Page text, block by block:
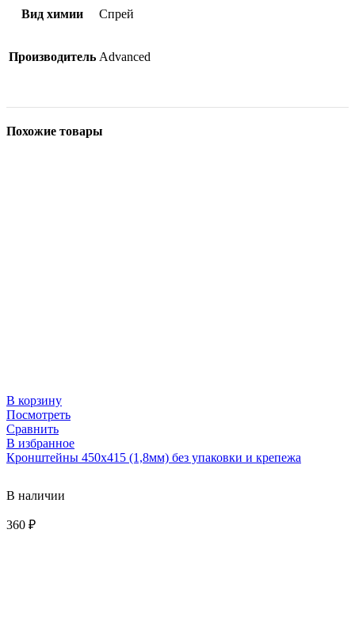
Вид химии Спрей
Производитель Advanced
Похожие товары
В корзину
Посмотреть
Сравнить
В избранное
Кронштейны 450х415 (1,8мм) без упаковки и крепежа
В наличии
360 ₽